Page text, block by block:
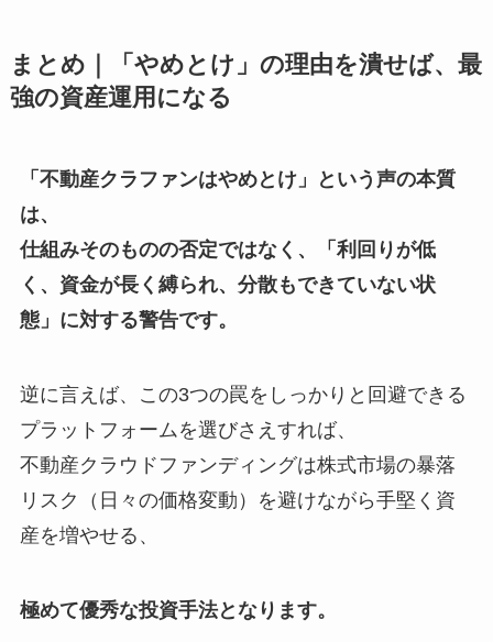
まとめ｜「やめとけ」の理由を潰せば、最
強の資産運用になる
「不動産クラファンはやめとけ」という声の本質
は、
仕組みそのものの否定ではなく、「利回りが低
く、資金が長く縛られ、分散もできていない状
態」に対する警告です。
逆に言えば、この3つの罠をしっかりと回避できる
プラットフォームを選びさえすれば、
不動産クラウドファンディングは株式市場の暴落
リスク（日々の価格変動）を避けながら手堅く資
産を増やせる、
極めて優秀な投資手法となります。